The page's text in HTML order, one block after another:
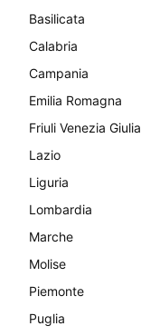
Basilicata
Calabria
Campania
Emilia Romagna
Friuli Venezia Giulia
Lazio
Liguria
Lombardia
Marche
Molise
Piemonte
Puglia